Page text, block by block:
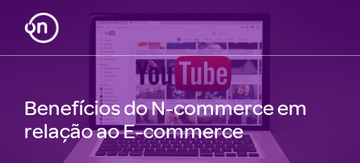
Benefícios do N-commerce em
relação ao E-commerce